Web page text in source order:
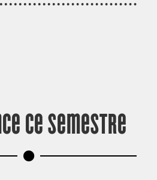
ce semestre